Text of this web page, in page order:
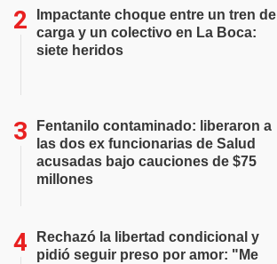
Impactante choque entre un tren de
carga y un colectivo en La Boca:
siete heridos
Fentanilo contaminado: liberaron a
las dos ex funcionarias de Salud
acusadas bajo cauciones de $75
millones
Rechazó la libertad condicional y
pidió seguir preso por amor: "Me